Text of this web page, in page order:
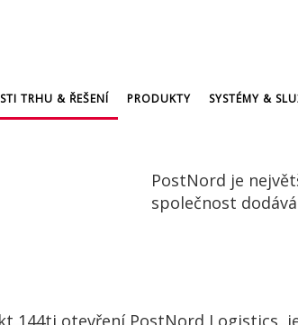
TRHU & ŘEŠENÍ PRODUKTY SYSTÉMY &
PostNord je
společnost
144ti otevření PostNord Logistics,